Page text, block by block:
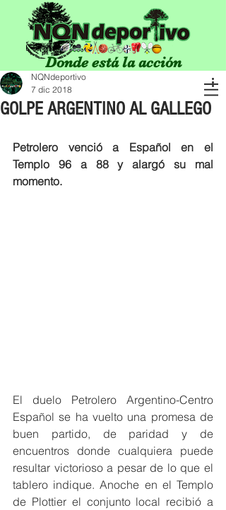
Donde está la acción
GOLPE ARGENTINO AL GALLEGO
NQNdeportivo
7 dic 2018
Petrolero venció a Español en el
Templo 96 a 88 y alargó su mal
momento.
El duelo Petrolero Argentino-Centro
Español se ha vuelto una promesa de
buen partido, de paridad y de
encuentros donde cualquiera puede
resultar victorioso a pesar de lo que el
tablero indique. Anoche en el Templo
de Plottier el conjunto local recibió a